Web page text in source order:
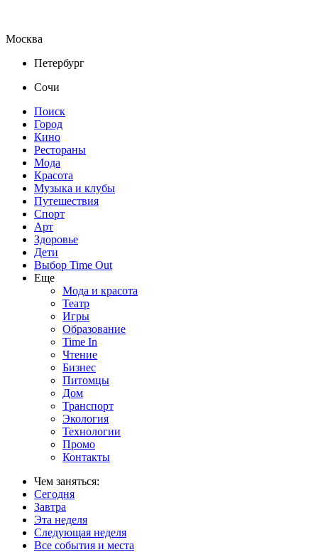
Москва
Петербург
Сочи
Поиск
Город
Кино
Рестораны
Мода
Красота
Музыка и клубы
Путешествия
Спорт
Арт
Здоровье
Дети
Выбор Time Out
Еще
Мода и красота
Театр
Игры
Образование
Time In
Чтение
Бизнес
Питомцы
Дом
Транспорт
Экология
Технологии
Промо
Контакты
Чем заняться:
Сегодня
Завтра
Эта неделя
Следующая неделя
Все события и места